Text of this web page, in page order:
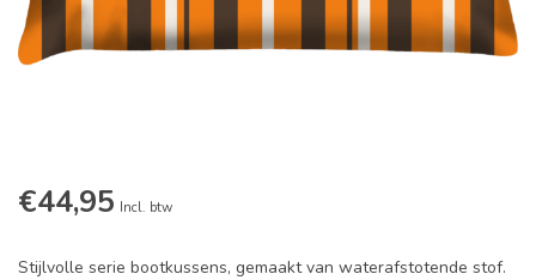
€44,95 Incl. btw
Stijlvolle serie bootkussens, gemaakt van waterafstotende stof.